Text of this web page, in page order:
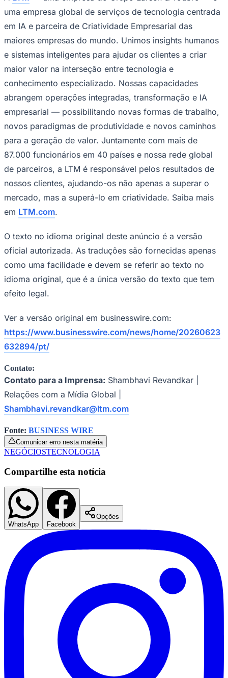
Goiás
Coritiba
uma empresa global de serviços de tecnologia centrada
em IA e parceira de Criatividade Empresarial das
maiores empresas do mundo. Unimos insights humanos
e sistemas inteligentes para ajudar os clientes a criar
maior valor na interseção entre tecnologia e
conhecimento especializado. Nossas capacidades
abrangem operações integradas, transformação e IA
empresarial — possibilitando novas formas de trabalho,
novos paradigmas de produtividade e novos caminhos
para a geração de valor. Juntamente com mais de
87.000 funcionários em 40 países e nossa rede global
de parceiros, a LTM é responsável pelos resultados de
nossos clientes, ajudando-os não apenas a superar o
mercado, mas a superá-lo em criatividade. Saiba mais
em LTM.com.
O texto no idioma original deste anúncio é a versão
oficial autorizada. As traduções são fornecidas apenas
como uma facilidade e devem se referir ao texto no
idioma original, que é a única versão do texto que tem
efeito legal.
Ver a versão original em businesswire.com:
https://www.businesswire.com/news/home/20260623
632894/pt/
Contato:
Contato para a Imprensa: Shambhavi Revandkar |
Relações com a Mídia Global |
Shambhavi.revandkar@ltm.com
Fonte: BUSINESS WIRE
Comunicar erro nesta matéria
NEGÓCIOSTECNOLOGIA
Compartilhe esta notícia
WhatsApp Facebook
Opções